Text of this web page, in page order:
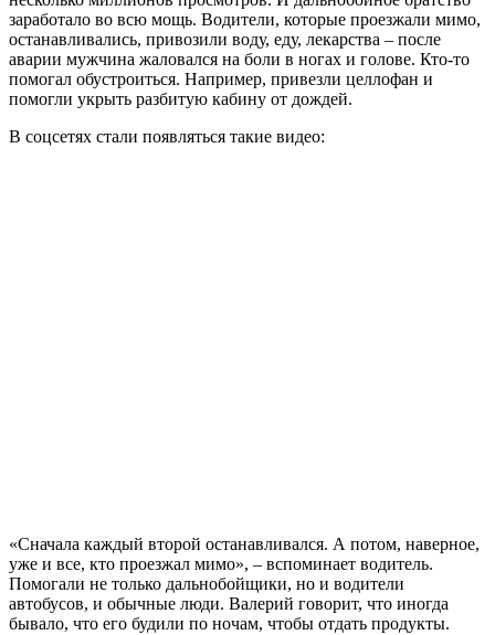
заработало во всю мощь. Водители, которые проезжали мимо,
останавливались, привозили воду, еду, лекарства – после
аварии мужчина жаловался на боли в ногах и голове. Кто-то
помогал обустроиться. Например, привезли целлофан и
помогли укрыть разбитую кабину от дождей.
В соцсетях стали появляться такие видео:
«Сначала каждый второй останавливался. А потом, наверное,
уже и все, кто проезжал мимо», – вспоминает водитель.
Помогали не только дальнобойщики, но и водители
автобусов, и обычные люди. Валерий говорит, что иногда
бывало, что его будили по ночам, чтобы отдать продукты.